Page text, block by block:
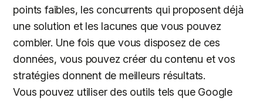
points faibles, les concurrents qui proposent déjà
une solution et les lacunes que vous pouvez
combler. Une fois que vous disposez de ces
données, vous pouvez créer du contenu et vos
stratégies donnent de meilleurs résultats.
Vous pouvez utiliser des outils tels que Google